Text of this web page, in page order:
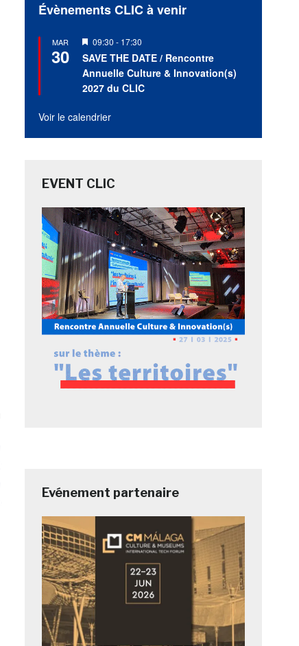
Évènements CLIC à venir
MAR
30
Mis
en
avant
09:30 - 17:30
SAVE THE DATE / Rencontre
Annuelle Culture & Innovation(s)
2027 du CLIC
Voir le calendrier
EVENT CLIC
Evénement partenaire